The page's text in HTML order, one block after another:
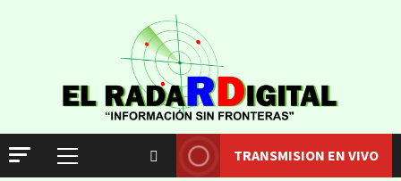
TRANSMISION EN VIVO